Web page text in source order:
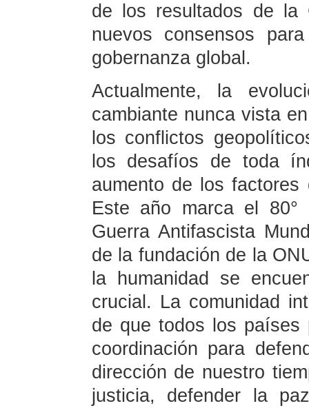
de los resultados de la
nuevos consensos
gobernanza global.
Actualmente, la
cambiante nunca vista
los conflictos
los desafíos de toda
aumento de los factores
Este año marca el
Guerra Antifascista
de la fundación de la
la humanidad se
crucial. La comunidad
de que todos los países
coordinación para
dirección de nuestro
justicia, defender la